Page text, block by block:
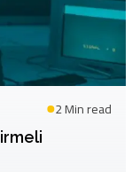
2 Minread